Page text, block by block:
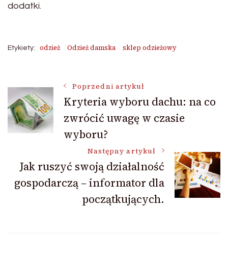
dodatki.
Etykiety: odzież Odzież damska sklep odzieżowy
Nawigacja
wpisu
Poprzedni artykuł
Kryteria wyboru dachu: na co
zwrócić uwagę w czasie
wyboru?
Następny artykuł
Jak ruszyć swoją działalność
gospodarczą – informator dla
początkujących.